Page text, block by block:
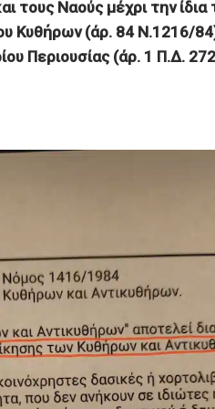
τους Ναούς μέχρι την ίδια
Κυθήρων (άρ. 84 Ν.1216/
Περιουσίας (άρ. 1 Π.Δ.